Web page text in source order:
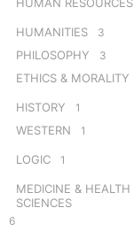
HUMANITIES 3
PHILOSOPHY 3
ETHICS & MORALITY
HISTORY 1
WESTERN 1
LOGIC 1
MEDICINE & HEALTH
SCIENCES
6